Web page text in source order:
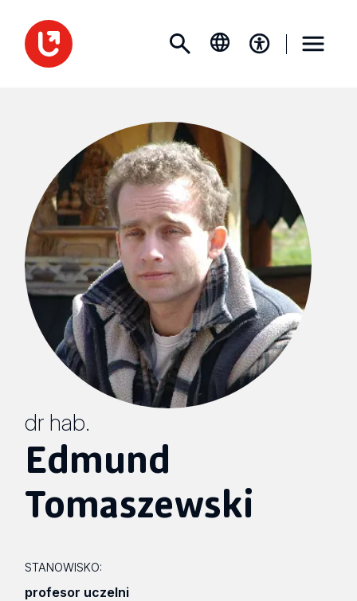
dr hab.
Edmund
Tomaszewski
STANOWISKO:
profesor uczelni